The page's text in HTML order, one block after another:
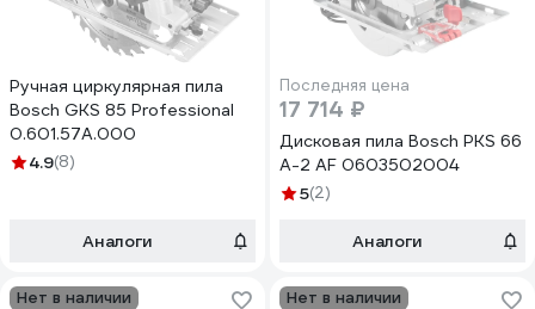
Ручная циркулярная пила
Bosch GKS 85 Professional
0.601.57A.000
4.9(8)
Аналоги
Последняя цена
17 714 ₽
Дисковая пила Bosch PKS 66
A-2 AF 0603502004
5(2)
Аналоги
Нет в наличии Нет в наличии